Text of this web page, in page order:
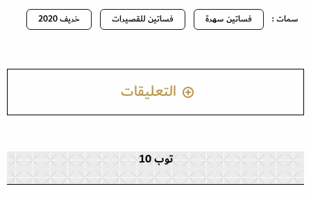
سمات : فساتين سهرة فساتين للقصيرات خريف 2020
التعليقات
توب 10